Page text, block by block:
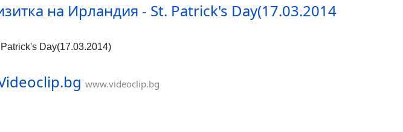
на Ирландия - St. Patrick's Day(17.03.2014
Day(17.03.2014)
www.videoclip.bg